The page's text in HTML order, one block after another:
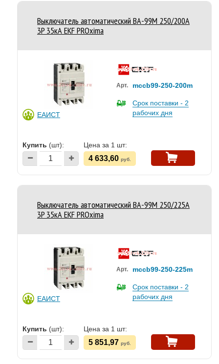
Выключатель автоматический ВА-99M 250/200А
3P 35кА EKF PROxima
ЕАИСТ
Арт. mccb99-250-200m
Срок поставки - 2
рабочих дня
Купить (шт): Цена за 1 шт:
4 633,60 руб.
Выключатель автоматический ВА-99M 250/225А
3P 35кА EKF PROxima
ЕАИСТ
Арт. mccb99-250-225m
Срок поставки - 2
рабочих дня
Купить (шт): Цена за 1 шт:
5 851,97 руб.